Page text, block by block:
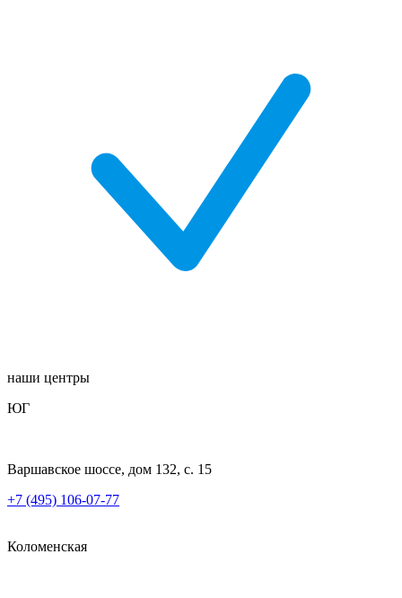
наши центры
ЮГ
Варшавское шоссе, дом 132, с. 15
+7 (495) 106-07-77
Коломенская